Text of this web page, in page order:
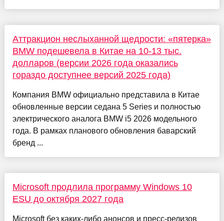
Аттракцион неслыханной щедрости: «пятерка»
BMW подешевела в Китае на 10-13 тыс.
долларов (версии 2026 года оказались
гораздо доступнее версий 2025 года)
Компания BMW официально представила в Китае
обновленные версии седана 5 Series и полностью
электрического аналога BMW i5 2026 модельного
года. В рамках планового обновления баварский
бренд ...
Microsoft продлила программу Windows 10
ESU до октября 2027 года
Microsoft без каких-либо анонсов и пресс-релизов